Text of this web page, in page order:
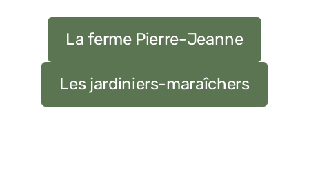
La ferme Pierre-Jeanne
Les jardiniers-maraîchers